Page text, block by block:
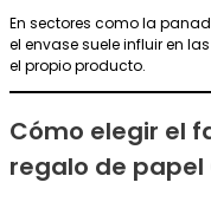
En sectores como la
el envase suele influir en
el propio producto.
Cómo elegir el
regalo de papel